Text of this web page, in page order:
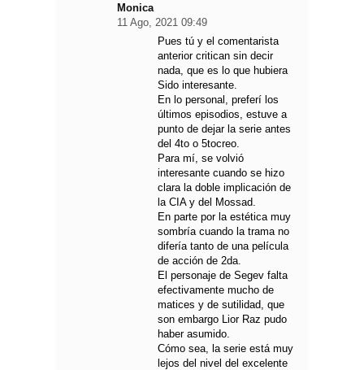
Monica
11 Ago, 2021 09:49
Pues tú y el comentarista
anterior critican sin decir
nada, que es lo que hubiera
Sido interesante.
En lo personal, preferí los
últimos episodios, estuve a
punto de dejar la serie antes
del 4to o 5tocreo.
Para mí, se volvió
interesante cuando se hizo
clara la doble implicación de
la CIA y del Mossad.
En parte por la estética muy
sombría cuando la trama no
difería tanto de una película
de acción de 2da.
El personaje de Segev falta
efectivamente mucho de
matices y de sutilidad, que
son embargo Lior Raz pudo
haber asumido.
Cómo sea, la serie está muy
lejos del nivel del excelente